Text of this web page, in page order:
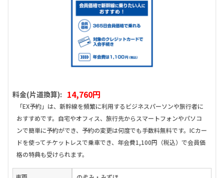
料金(片道換算): 14,760円
「EX予約」は、新幹線を頻繁に利用するビジネスパーソンや旅行者に
おすすめです。自宅やオフィス、旅行先からスマートフォンやパソコ
ンで簡単に予約ができ、予約の変更は何度でも手数料無料です。ICカー
ドを使ってチケットレスで乗車でき、年会費1,100円（税込）で会員価
格の特典も受けられます。